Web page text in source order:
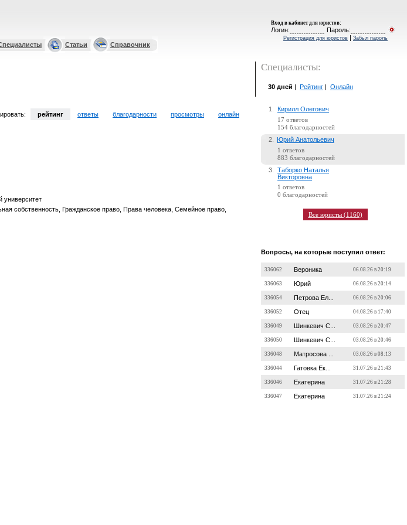
Вход в кабинет для юристов:
Логин: Пароль:
Регистрация для юристов | Забыл пароль
Статьи Справочник
рейтинг ответы благодарности просмотры онлайн
университет
собственность, Гражданское право, Права человека, Семейное право,
Специалисты:
30 дней Рейтинг Онлайн
1. Кирилл Олегович
17 ответов
154 благодарностей
2. Юрий Анатольевич
1 ответов
883 благодарностей
3.
Таборко Наталья
Викторовна
1 ответов
0 благодарностей
Все юристы (1160)
Вопросы, на которые поступил ответ:
336062 Вероника 06.08.26 в 20:19
336063 Юрий 06.08.26 в 20:14
336054 Петрова Ел... 06.08.26 в 20:06
336052 Отец 04.08.26 в 17:40
336049 Шинкевич С... 03.08.26 в 20:47
336050 Шинкевич С... 03.08.26 в 20:46
336048 Матросова ... 03.08.26 в 08:13
336044 Гатовка Ек... 31.07.26 в 21:43
336046 Екатерина 31.07.26 в 21:28
336047 Екатерина 31.07.26 в 21:24